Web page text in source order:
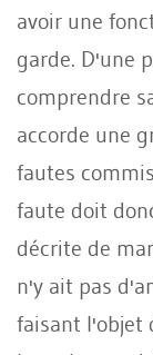
avoir une
garde. D'une
comprendre
accorde une
fautes
faute doit
décrite de
n'y ait pas
faisant l'objet